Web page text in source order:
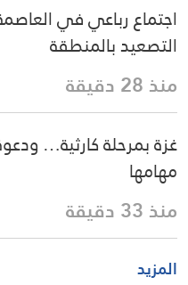
اجتماع رباعي في
التصعيد بالمنطقة
منذ 28 دقيقة
غزة بمرحلة كارثية…
مهامها
منذ 33 دقيقة
المزيد